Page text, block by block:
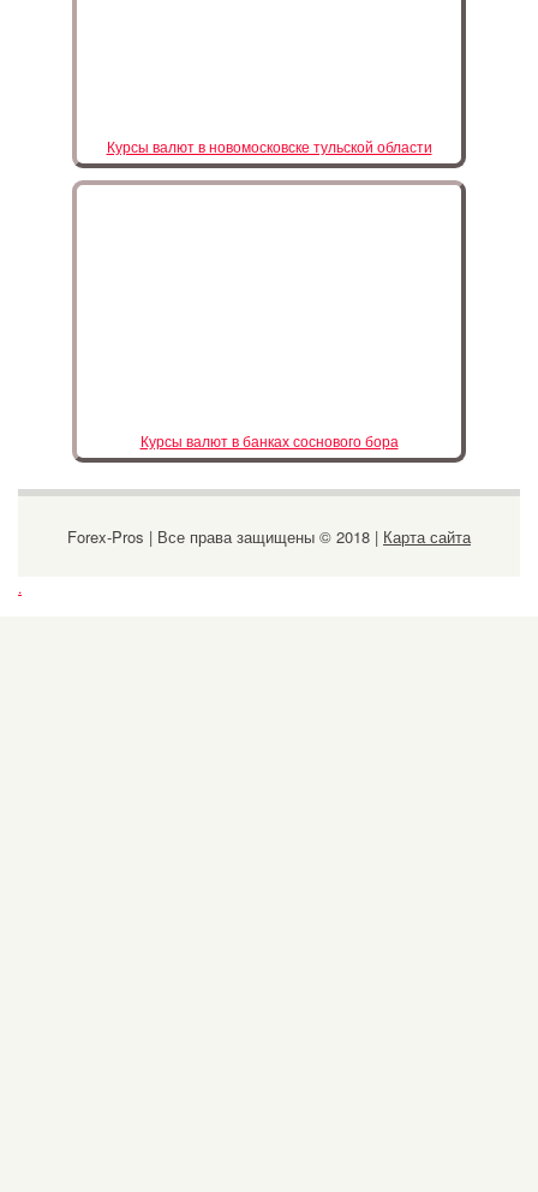
Курсы валют в новомосковске тульской области
Курсы валют в банках соснового бора
Forex-Pros | Все права защищены © 2018 | Карта сайта
.